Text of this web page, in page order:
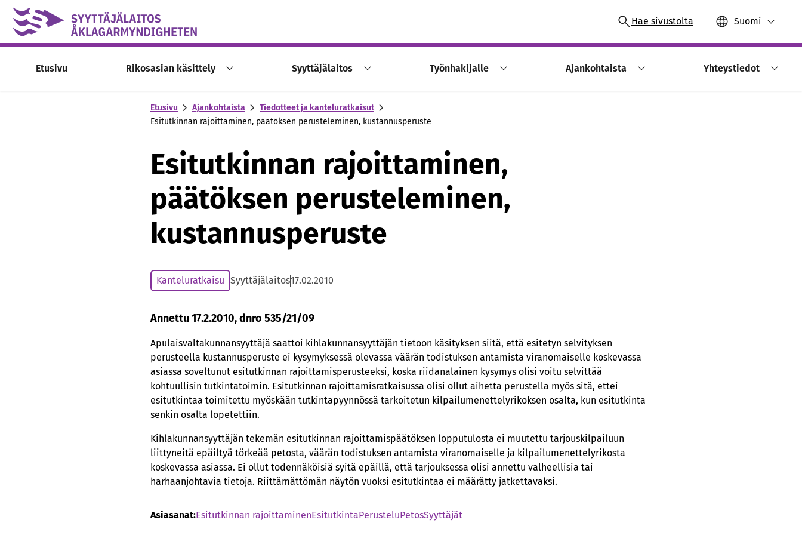
Skip to content -saavutettavuusohje
Hae sivustolta Suomi
Etusivu Rikosasian käsittely Syyttäjälaitos Työnhakijalle Ajankohtaista Yhteystiedot
Etusivu Ajankohtaista
Tiedotteet ja kanteluratkaisut
Esitutkinnan rajoittaminen, päätöksen perusteleminen, kustannusperuste
Esitutkinnan rajoittaminen,
päätöksen perusteleminen,
kustannusperuste
Kanteluratkaisu Syyttäjälaitos17.02.2010
Annettu 17.2.2010, dnro 535/21/09
Apulaisvaltakunnansyyttäjä saattoi kihlakunnansyyttäjän tietoon käsityksen siitä, että esitetyn selvityksen
perusteella kustannusperuste ei kysymyksessä olevassa väärän todistuksen antamista viranomaiselle koskevassa
asiassa soveltunut esitutkinnan rajoittamisperusteeksi, koska riidanalainen kysymys olisi voitu selvittää
kohtuullisin tutkintatoimin. Esitutkinnan rajoittamisratkaisussa olisi ollut aihetta perustella myös sitä, ettei
esitutkintaa toimitettu myöskään tutkintapyynnössä tarkoitetun kilpailumenettelyrikoksen osalta, kun esitutkinta
senkin osalta lopetettiin.
Kihlakunnansyyttäjän tekemän esitutkinnan rajoittamispäätöksen lopputulosta ei muutettu tarjouskilpailuun
liittyneitä epäiltyä törkeää petosta, väärän todistuksen antamista viranomaiselle ja kilpailumenettelyrikosta
koskevassa asiassa. Ei ollut todennäköisiä syitä epäillä, että tarjouksessa olisi annettu valheellisia tai
harhaanjohtavia tietoja. Riittämättömän näytön vuoksi esitutkintaa ei määrätty jatkettavaksi.
Asiasanat:Esitutkinnan rajoittaminenEsitutkintaPerusteluPetosSyyttäjät